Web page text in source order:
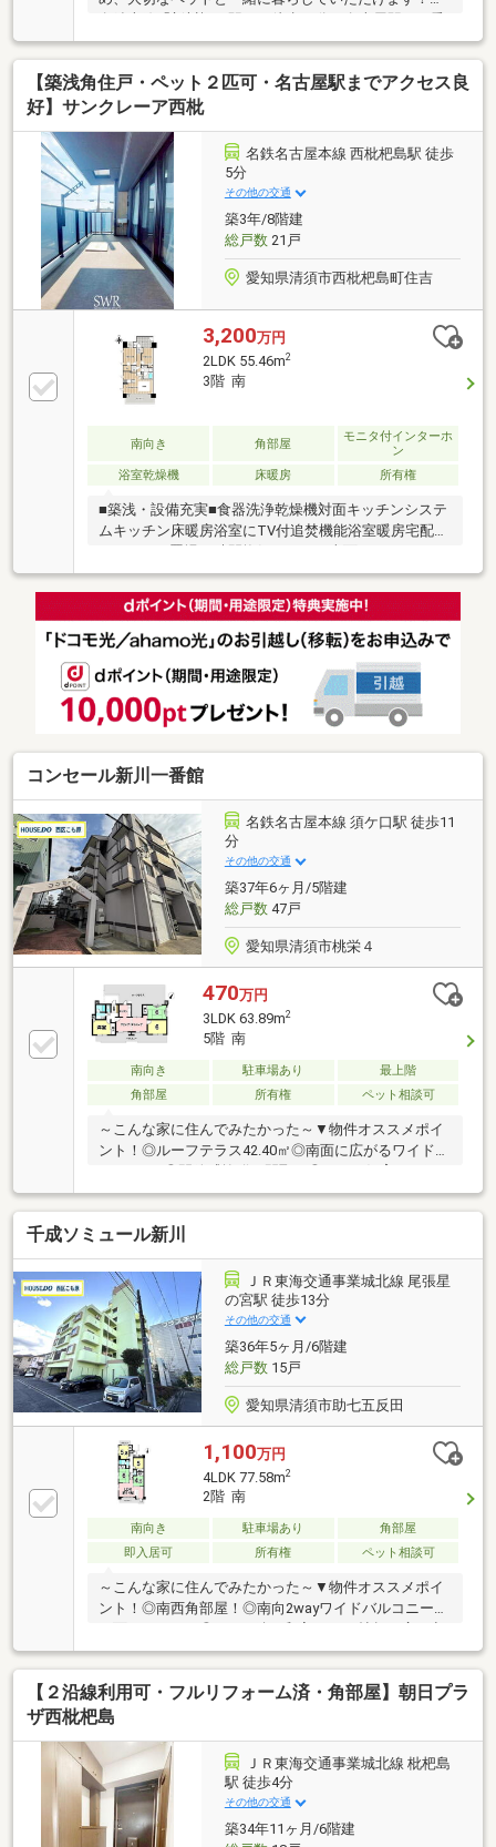
り換えなしでアクセスできます☆・角部屋で南西向き
のため日当たり・風通し良好！周囲に高い建物がなく
開放感がございます。・LDKは広々約19帖！お子様や
ペットがのびのびと遊べる広さです◎・キッチンは半
にニオイが広がりづらいのが嬉しいポイント♪・キッ
チン床下収納、廊下物入、トイレの棚など収納充実し
ております！・3方向にバルコニーがついているた
め、日向干しと陰干しなど用途に応じて使い分け可能
です◎
【築浅角住戸・ペット２匹可・名古屋駅までアクセス良
好】サンクレーア西枇
名鉄名古屋本線 西枇杷島駅 徒歩
5分
その他の交通
築3年/8階建
総戸数21戸
愛知県清須市西枇杷島町住吉
3,200万円
2LDK 55.46m2
3階 南
南向き 角部屋
モニタ付インターホ
ン
浴室乾燥機
床暖房 所有権
■築浅・設備充実■食器洗浄乾燥機対面キッチンシステ
ムキッチン床暖房浴室にTV付追焚機能浴室暖房宅配
ロップシンクウォークインクローゼット全居室収納平
面駐車場犬猫2匹まで可■住環境・周辺環境■名鉄名古
屋本線「西枇杷島」駅徒歩5分JR東海道本線「枇杷
島」駅徒歩5分清州市立西枇杷島小学校徒歩1分清須市
サンドラッグ西枇杷島店徒歩5分■安全・防災・管理体
制■モニタ付オートロック24時間セキュリティ24時間
緊急通報システムセキュリティ会社加入済
コンセール新川一番館
名鉄名古屋本線 須ケ口駅 徒歩11
分
その他の交通
築37年6ヶ月/5階建
総戸数47戸
愛知県清須市桃栄４
470万円
3LDK 63.89m2
5階 南
南向き 駐車場あり
最上階
角部屋
所有権 ペット相談可
～こんな家に住んでみたかった～▼物件オススメポイ
ント！◎ルーフテラス42.40㎡◎南面に広がるワイドバ
則あり）▼周辺環境◎桃栄小学校まで徒歩13分◎綿半
フレッシュマーケットまで２キロ◎ファミリーマート
まで徒歩8分◎清須市役所まで徒歩14分▼▽当店はこ
んなお店です▽▼今から見たいも対応！＃女性スタッ
フも在籍で安心♪＃ベテランスタッフのいる安心のお
店！＃Instagramでのルームツアー投稿などの発信！相
談しやすいお店を目指しています。
千成ソミュール新川
ＪＲ東海交通事業城北線 尾張星
の宮駅 徒歩13分
その他の交通
築36年5ヶ月/6階建
総戸数15戸
愛知県清須市助七五反田
1,100万円
4LDK 77.58m2
2階 南
南向き 駐車場あり
角部屋
即入居可
所有権 ペット相談可
～こんな家に住んでみたかった～▼物件オススメポイ
ント！◎南西角部屋！◎南向2wayワイドバルコニー◎
間！▼周辺環境◎星の宮小学校まで徒歩5分♪◎新川中
学校まで徒歩13分◎アオキスーパー西枇杷島店まで徒
歩13分◎ローソン清須寺野店まで徒歩7分▼▽当店は
こんなお店です▽▼今から見たいも対応！＃女性スタ
お店！＃Instagramでのルームツアー投稿などの発信！
どなたでも相談しやすいお店を目指しています♪
【２沿線利用可・フルリフォーム済・角部屋】朝日プラ
ザ西枇杷島
ＪＲ東海交通事業城北線 枇杷島
駅 徒歩4分
その他の交通
築34年11ヶ月/6階建